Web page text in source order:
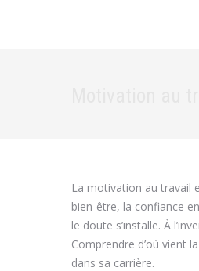
La motivation au travail
bien-être, la confiance
le doute s’installe. À
Comprendre d’où vient
dans sa carrière.